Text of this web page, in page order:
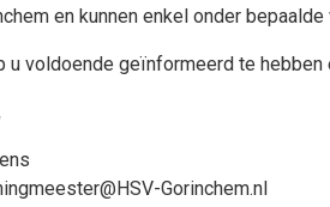
en kunnen enkel onder
u voldoende geïnformeerd te
Gorinchem.nl